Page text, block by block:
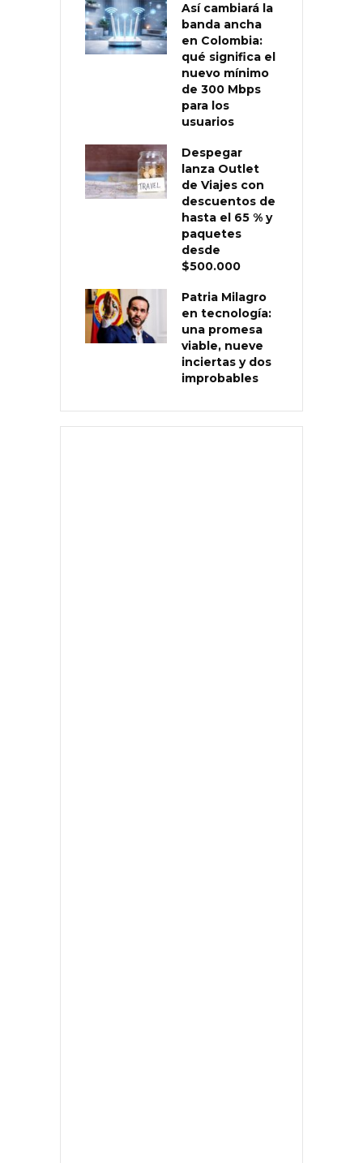
Así cambiará la
banda ancha
en Colombia:
qué significa el
nuevo mínimo
de 300 Mbps
para los
usuarios
Despegar
lanza Outlet
de Viajes con
descuentos de
hasta el 65 % y
paquetes
desde
$500.000
Patria Milagro
en tecnología:
una promesa
viable, nueve
inciertas y dos
improbables